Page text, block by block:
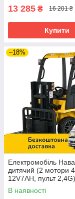
13 285 ₴ 16 201 ₴
Купити
–18%
Електромобіль
дитячий (2 мотори
12V7AH, пульт 2,4G)
Спецтехніка Bambi M
6063EBLR-6 Жовтий
В наявності